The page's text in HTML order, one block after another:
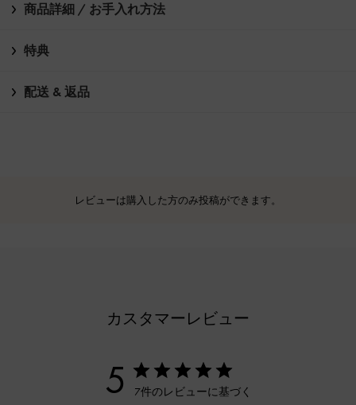
商品詳細 / お手入れ方法
特典
配送 & 返品
レビューは購入した方のみ投稿ができます。
カスタマーレビュー
5 7件のレビューに基づく